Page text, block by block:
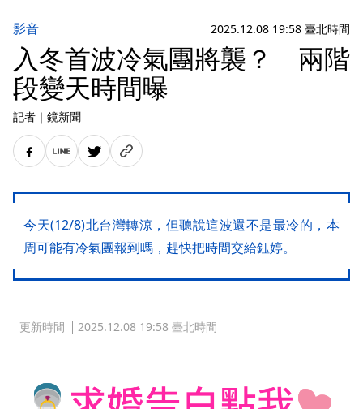
影音 2025.12.08 19:58 臺北時間
入冬首波冷氣團將襲？ 兩階
段變天時間曝
記者 ｜ 鏡新聞
今天(12/8)北台灣轉涼，但聽說這波還不是最冷的，本
周可能有冷氣團報到嗎，趕快把時間交給鈺婷。
更新時間 2025.12.08 19:58 臺北時間